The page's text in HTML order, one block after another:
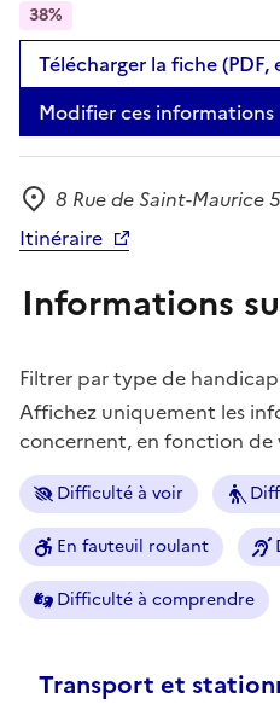
38%
Télécharger la fiche
Modifier ces informations
Adresse
8 Rue de Saint-Maurice
Itinéraire
Informations
Filtrer par type de
Affichez uniquement les
concernent, en fonction
Difficulté à voir
En fauteuil roulant
Difficulté à comprendre
Transport et